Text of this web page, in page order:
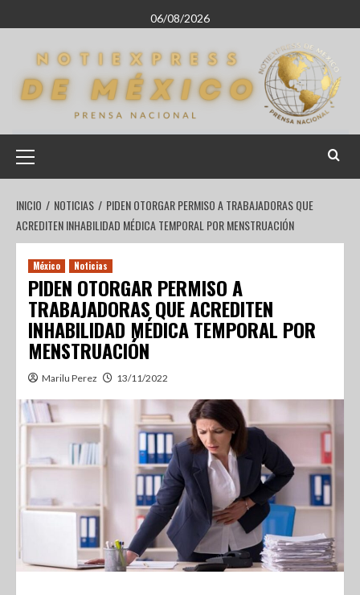
06/08/2026
INICIO NOTICIAS
PIDEN OTORGAR PERMISO A TRABAJADORAS QUE
ACREDITEN INHABILIDAD MÉDICA TEMPORAL POR MENSTRUACIÓN
México Noticias
PIDEN OTORGAR PERMISO A
TRABAJADORAS QUE ACREDITEN
INHABILIDAD MÉDICA TEMPORAL POR
MENSTRUACIÓN
Marilu Perez 13/11/2022